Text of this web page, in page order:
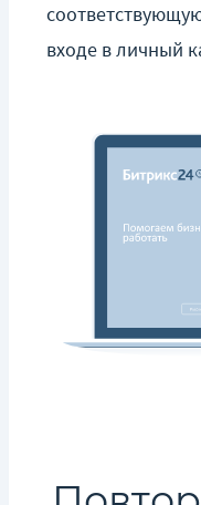
входе в личный